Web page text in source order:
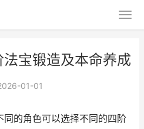
宝锻造及本命养成
01-01
的角色可以选择不同的四阶